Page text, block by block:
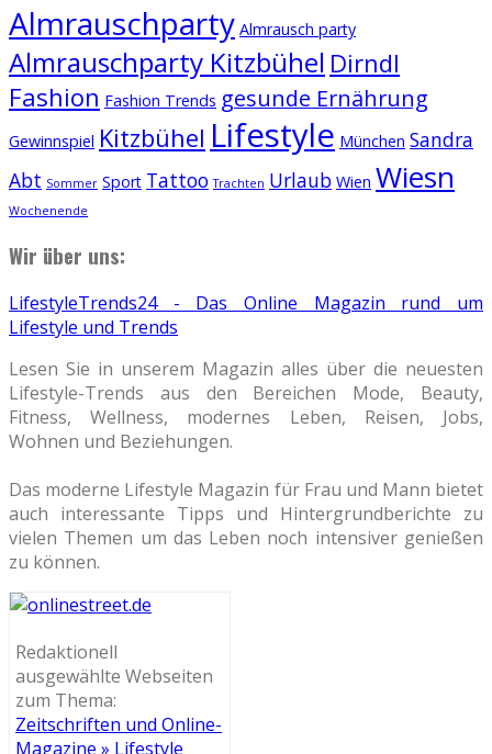
Almrauschparty Almrausch party
Almrauschparty Kitzbühel Dirndl
Fashion Fashion Trends gesunde Ernährung
Gewinnspiel Kitzbühel Lifestyle München Sandra
Abt Sommer Sport Tattoo Trachten Urlaub Wien Wiesn
Wochenende
Wir über uns:
LifestyleTrends24 - Das Online Magazin rund um
Lifestyle und Trends
Lesen Sie in unserem Magazin alles über die neuesten
Lifestyle-Trends aus den Bereichen Mode, Beauty,
Fitness, Wellness, modernes Leben, Reisen, Jobs,
Wohnen und Beziehungen.
Das moderne Lifestyle Magazin für Frau und Mann bietet
auch interessante Tipps und Hintergrundberichte zu
vielen Themen um das Leben noch intensiver genießen
zu können.
Redaktionell
ausgewählte Webseiten
zum Thema:
Zeitschriften und Online-
Magazine » Lifestyle